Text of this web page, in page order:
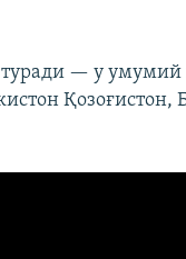
— у умумий
Қозоғистон,